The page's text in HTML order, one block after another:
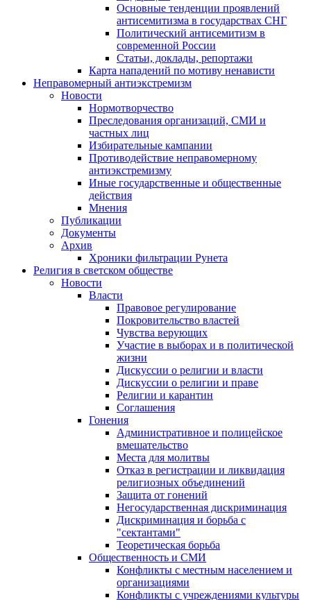
Основные тенденции проявлений
антисемитизма в государствах СНГ
Политический антисемитизм в
современной России
Статьи, доклады, репортажи
Карта нападений по мотиву ненависти
Неправомерный антиэкстремизм
Новости
Нормотворчество
Преследования организаций, СМИ и
частных лиц
Избирательные кампании
Противодействие неправомерному
антиэкстремизму
Иные государственные и общественные
действия
Мнения
Публикации
Документы
Архив
Хроники фильтрации Рунета
Религия в светском обществе
Новости
Власти
Правовое регулирование
Покровительство властей
Чувства верующих
Участие в выборах и в политической
жизни
Дискуссии о религии и власти
Дискуссии о религии и праве
Религии и карантин
Соглашения
Гонения
Административное и полицейское
вмешательство
Места для молитвы
Отказ в регистрации и ликвидация
религиозных объединений
Защита от гонений
Негосударственная дискриминация
Дискриминация и борьба с
"сектантами"
Теоретическая борьба
Общественность и СМИ
Конфликты с местным населением и
организациями
Конфликты с учреждениями культуры